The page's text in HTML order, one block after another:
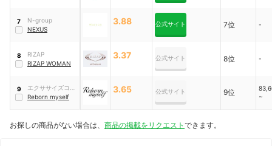
7
N-group
NEXUS
3.88 公式サイト 7位 -
8
RIZAP
RIZAP WOMAN
3.37 公式サイト 8位 -
9
エクササイズコー
チジャパン
Reborn myself
3.65 公式サイト 9位
~
お探しの商品がない場合は、 商品の掲載をリクエスト できます。